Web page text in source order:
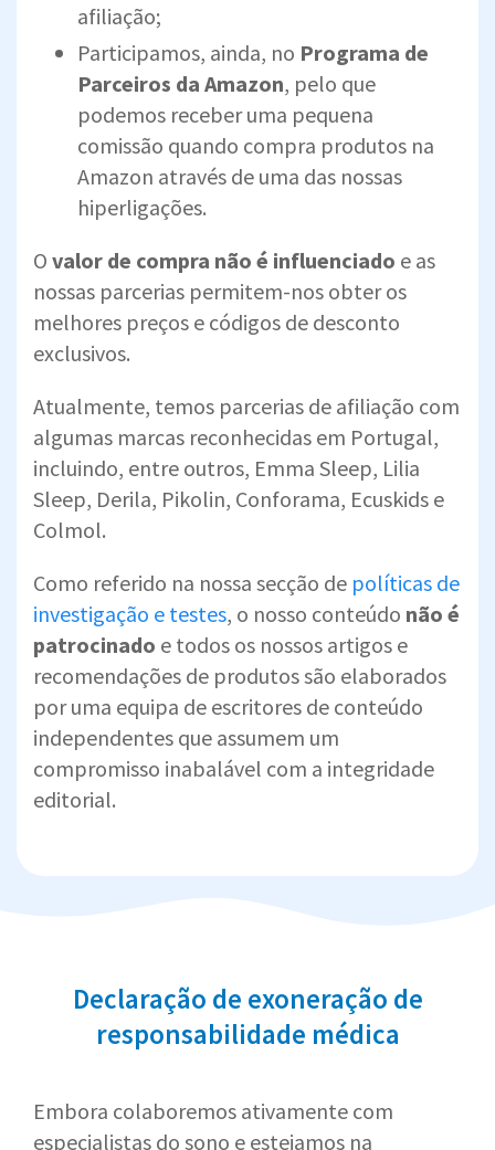
afiliação;
Participamos, ainda, no Programa de
Parceiros da Amazon, pelo que
podemos receber uma pequena
comissão quando compra produtos na
Amazon através de uma das nossas
hiperligações.
O valor de compra não é influenciado e as
nossas parcerias permitem-nos obter os
melhores preços e códigos de desconto
exclusivos.
Atualmente, temos parcerias de afiliação com
algumas marcas reconhecidas em Portugal,
incluindo, entre outros, Emma Sleep, Lilia
Sleep, Derila, Pikolin, Conforama, Ecuskids e
Colmol.
Como referido na nossa secção de políticas de
investigação e testes, o nosso conteúdo não é
patrocinado e todos os nossos artigos e
recomendações de produtos são elaborados
por uma equipa de escritores de conteúdo
independentes que assumem um
compromisso inabalável com a integridade
editorial.
Declaração de exoneração de
responsabilidade médica
Embora colaboremos ativamente com
especialistas do sono e estejamos na